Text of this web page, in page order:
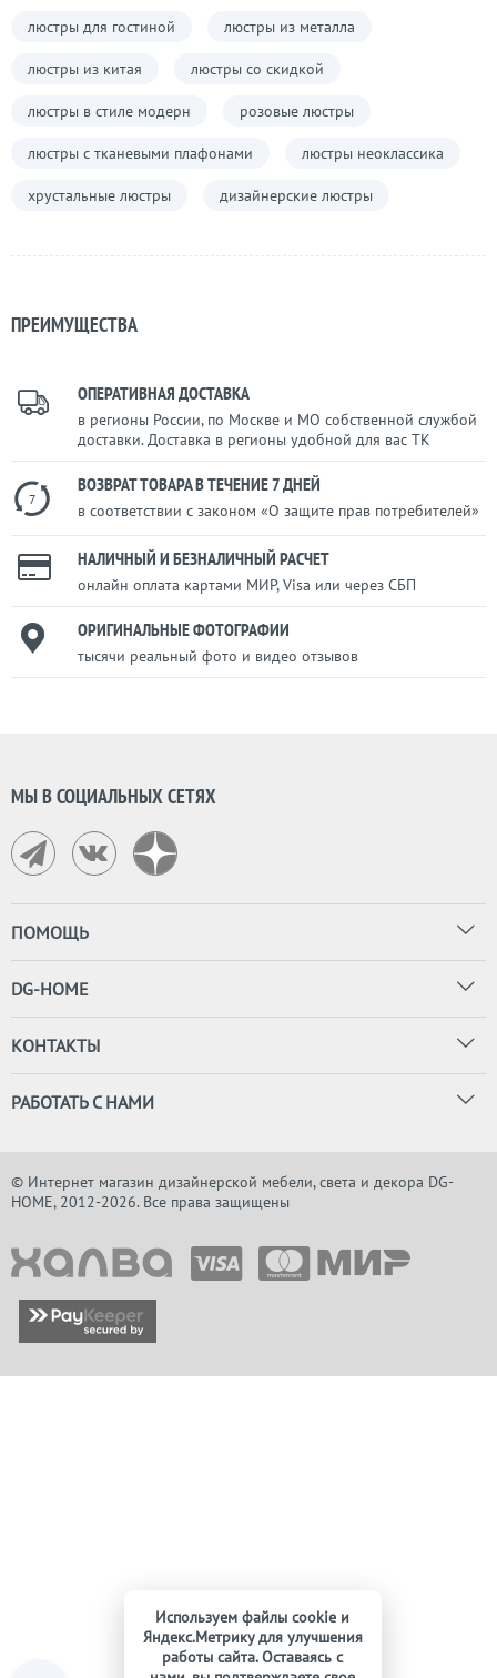
люстры для гостиной люстры из металла
люстры из китая люстры со скидкой
люстры в стиле модерн розовые люстры
люстры с тканевыми плафонами люстры неоклассика
хрустальные люстры дизайнерские люстры
ПРЕИМУЩЕСТВА
ОПЕРАТИВНАЯ ДОСТАВКА
в регионы России, по Москве и МО собственной службой
доставки. Доставка в регионы удобной для вас ТК
7
ВОЗВРАТ ТОВАРА В ТЕЧЕНИЕ 7 ДНЕЙ
в соответствии с законом «О защите прав потребителей»
НАЛИЧНЫЙ И БЕЗНАЛИЧНЫЙ РАСЧЕТ
онлайн оплата картами МИР, Visa или через СБП
ОРИГИНАЛЬНЫЕ ФОТОГРАФИИ
тысячи реальный фото и видео отзывов
МЫ В СОЦИАЛЬНЫХ СЕТЯХ
ПОМОЩЬ
DG-HOME
КОНТАКТЫ
РАБОТАТЬ С НАМИ
© Интернет магазин дизайнерской мебели, света и декора DG-
HOME, 2012-2026. Все права защищены
Используем файлы cookie и
Яндекс.Метрику для улучшения
работы сайта. Оставаясь с